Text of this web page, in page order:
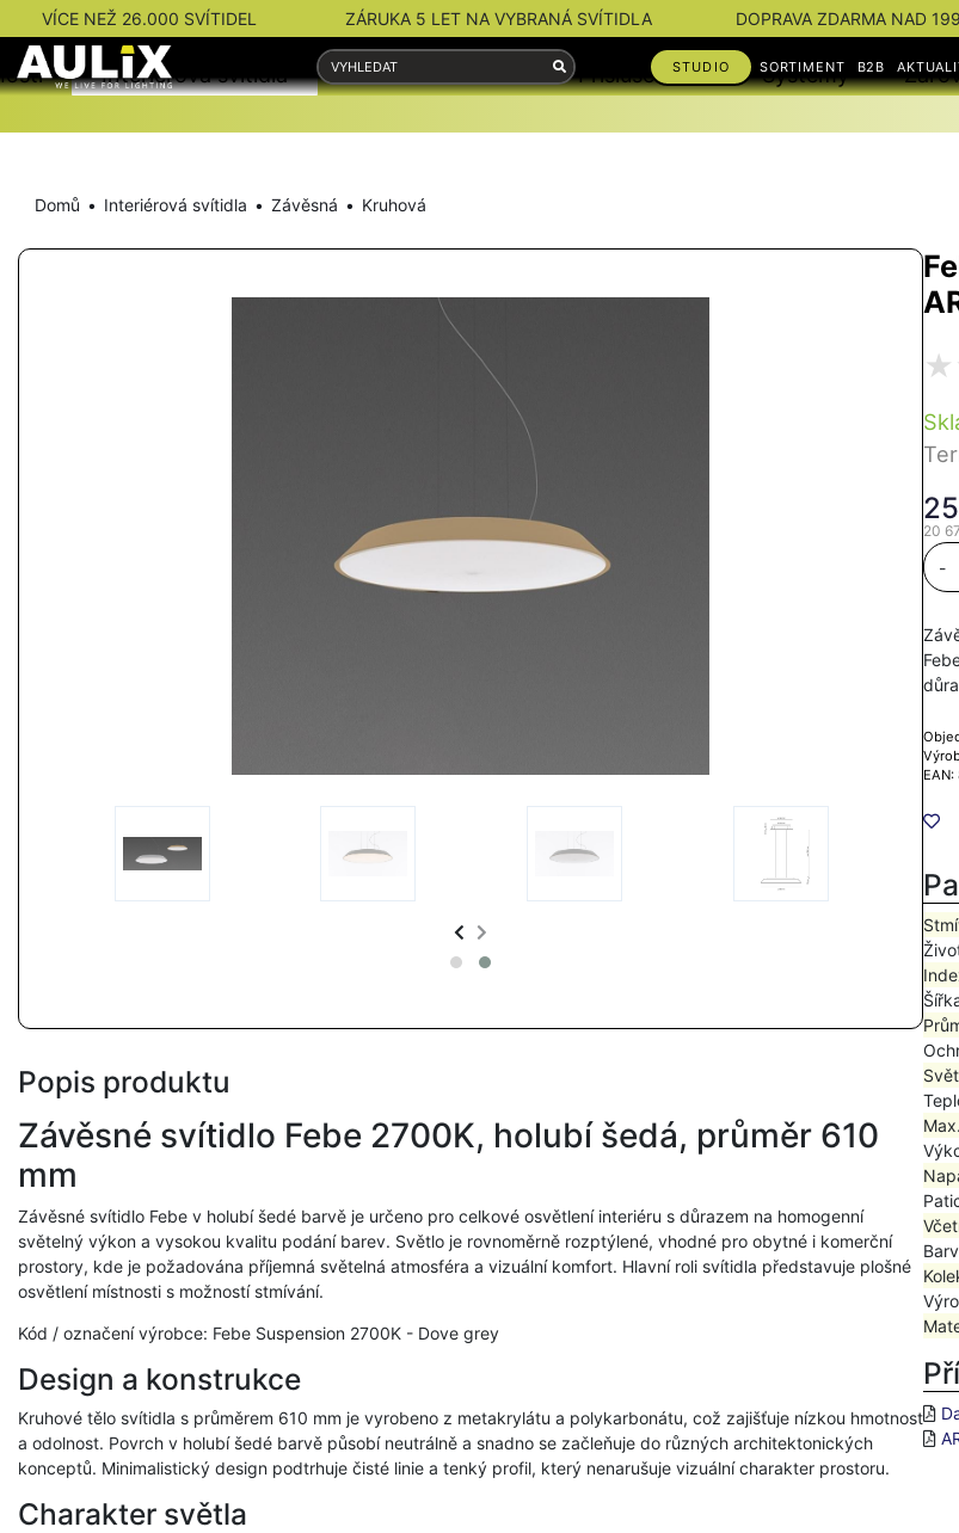
VÍCE NEŽ 26.000 SVÍTIDEL ZÁRUKA 5 LET NA VYBRANÁ SVÍTIDLA DOPRAVA ZDARMA NAD
STUDIO SORTIMENT B2B
Interiérová svítidla Venkovní svítidla Příslušenství Systémy
Domů Interiérová svítidla Závěsná Kruhová
Popis produktu
Závěsné svítidlo Febe 2700K, holubí šedá, průměr 610
mm
Závěsné svítidlo Febe v holubí šedé barvě je určeno pro celkové osvětlení interiéru s důrazem na homogenní
světelný výkon a vysokou kvalitu podání barev. Světlo je rovnoměrně rozptýlené, vhodné pro obytné i komerční
prostory, kde je požadována příjemná světelná atmosféra a vizuální komfort. Hlavní roli svítidla představuje plošné
osvětlení místnosti s možností stmívání.
Kód / označení výrobce: Febe Suspension 2700K - Dove grey
Design a konstrukce
Kruhové tělo svítidla s průměrem 610 mm je vyrobeno z metakrylátu a polykarbonátu, což zajišťuje nízkou hmotnost
a odolnost. Povrch v holubí šedé barvě působí neutrálně a snadno se začleňuje do různých architektonických
konceptů. Minimalistický design podtrhuje čisté linie a tenký profil, který nenarušuje vizuální charakter prostoru.
Charakter světla
20
-